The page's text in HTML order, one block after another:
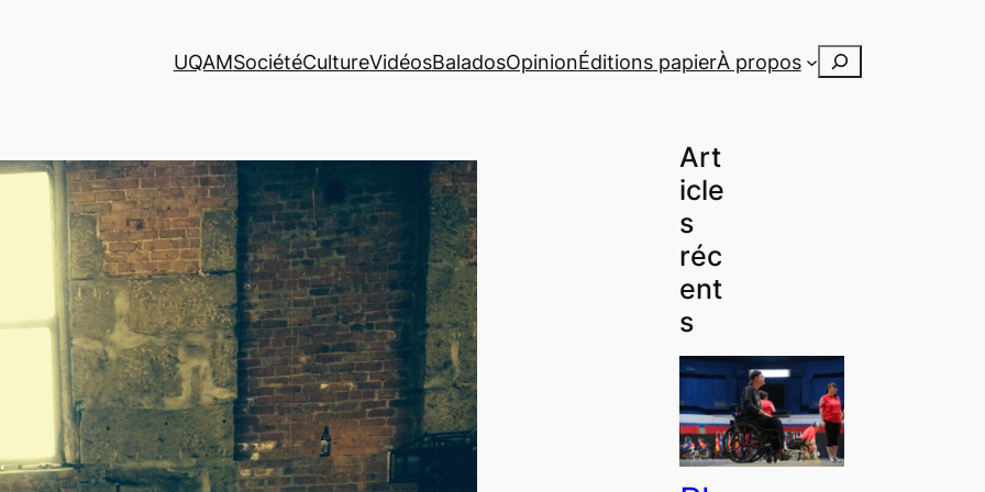
UQAMSociétéCultureVidéosBaladosOpinionÉditions papierÀ propos Rechercher
Art
icle
s
réc
ent
s